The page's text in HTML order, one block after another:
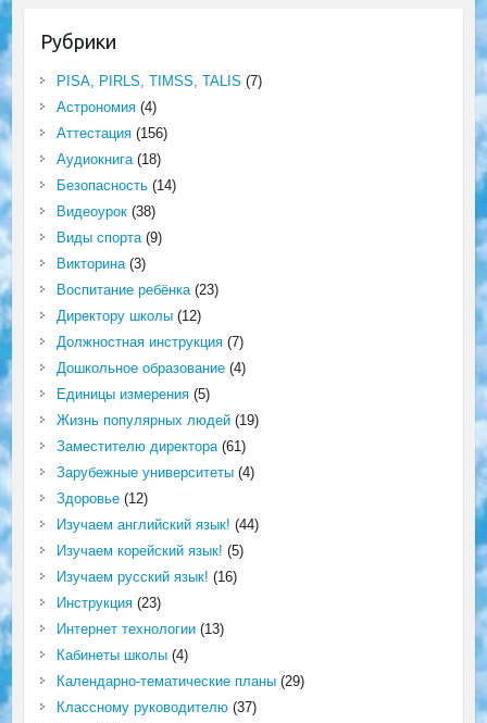
Рубрики
PISA, PIRLS, TIMSS, TALIS (7)
Астрономия(4)
Аттестация(156)
Аудиокнига(18)
Безопасность(14)
Видеоурок(38)
Виды спорта(9)
Викторина(3)
Воспитание ребёнка(23)
Директору школы(12)
Должностная инструкция(7)
Дошкольное образование(4)
Единицы измерения(5)
Жизнь популярных людей(19)
Заместителю директора(61)
Зарубежные университеты(4)
Здоровье(12)
Изучаем английский язык! (44)
Изучаем корейский язык! (5)
Изучаем русский язык! (16)
Инструкция(23)
Интернет технологии(13)
Кабинеты школы(4)
Календарно-тематические планы(29)
Классному руководителю(37)